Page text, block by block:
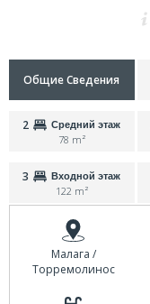
Общие Сведения
2 Средний этаж
78 m²
3 Входной этаж
122 m²
Малага /
Торремолинос